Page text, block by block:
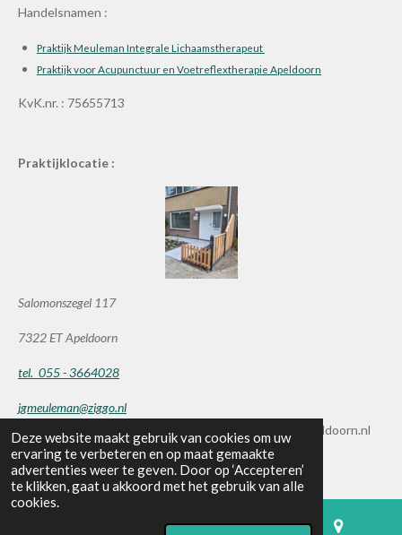
Deze website maakt gebruik van cookies om uw
ervaring te verbeteren en op maat gemaakte
advertenties weer te geven. Door op ‘Accepteren’
te klikken, gaat u akkoord met het gebruik van alle
cookies.
Handelsnamen :
Praktijk Meuleman Integrale Lichaamstherapeut
Praktijk voor Acupunctuur en Voetreflextherapie Apeldoorn
KvK.nr. : 75655713
Praktijklocatie :
Salomonszegel 117
7322 ET Apeldoorn
tel. 055 - 3664028
jgmeuleman@ziggo.nl
© 2019 - 2026 praktijkmeuleman-massagetherapieapeldoorn.nl
Powered byJouwWeb